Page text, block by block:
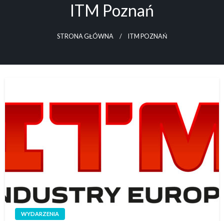
ITM Poznań
STRONA GŁÓWNA ITM POZNAŃ
WYDARZENIA